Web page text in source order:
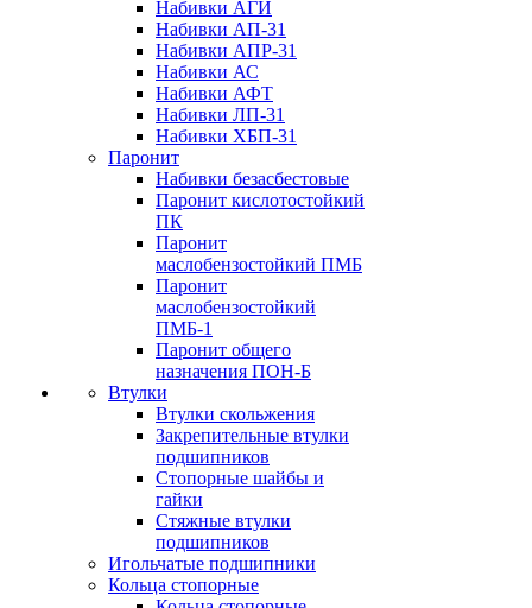
Набивки АГИ
Набивки АП-31
Набивки АПР-31
Набивки АС
Набивки АФТ
Набивки ЛП-31
Набивки ХБП-31
Паронит
Набивки безасбестовые
Паронит кислотостойкий
ПК
Паронит
маслобензостойкий ПМБ
Паронит
маслобензостойкий
ПМБ-1
Паронит общего
назначения ПОН-Б
Втулки
Втулки скольжения
Закрепительные втулки
подшипников
Стопорные шайбы и
гайки
Стяжные втулки
подшипников
Игольчатые подшипники
Кольца стопорные